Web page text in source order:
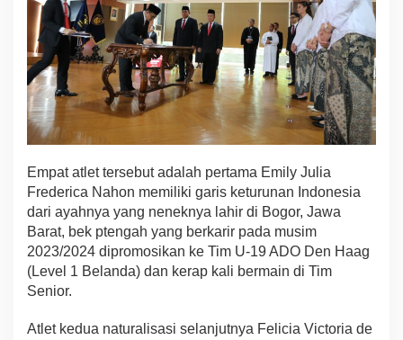
P
u
t
r
i
G
a
u
a
Empat atlet tersebut adalah pertama Emily Julia
Frederica Nahon memiliki garis keturunan Indonesia
dari ayahnya yang neneknya lahir di Bogor, Jawa
Barat, bek ptengah yang berkarir pada musim
2023/2024 dipromosikan ke Tim U-19 ADO Den Haag
(Level 1 Belanda) dan kerap kali bermain di Tim
Senior.
Atlet kedua naturalisasi selanjutnya Felicia Victoria de